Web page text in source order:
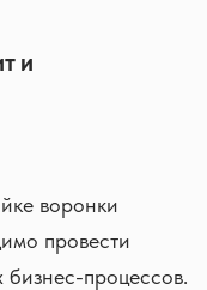
и
воронки
провести
процессов.